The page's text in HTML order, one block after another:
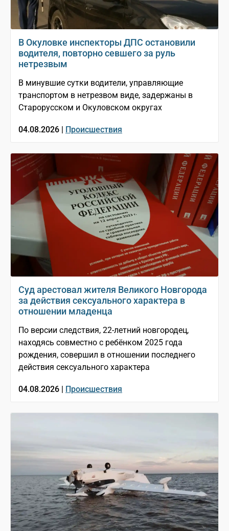
В Окуловке инспекторы ДПС остановили
водителя, повторно севшего за руль
нетрезвым
В минувшие сутки водители, управляющие
транспортом в нетрезвом виде, задержаны в
Старорусском и Окуловском округах
04.08.2026 | Происшествия
Суд арестовал жителя Великого Новгорода
за действия сексуального характера в
отношении младенца
По версии следствия, 22-летний новгородец,
находясь совместно с ребёнком 2025 года
рождения, совершил в отношении последнего
действия сексуального характера
04.08.2026 | Происшествия